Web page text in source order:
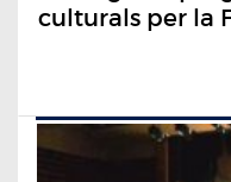
culturals per la